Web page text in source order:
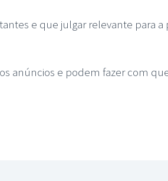
e que julgar relevante para a
anúncios e podem fazer com